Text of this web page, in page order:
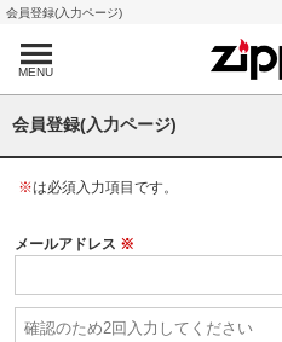
会員登録(入力ページ)
MENU
会員登録(入力ページ)
※は必須入力項目です。
メールアドレス ※